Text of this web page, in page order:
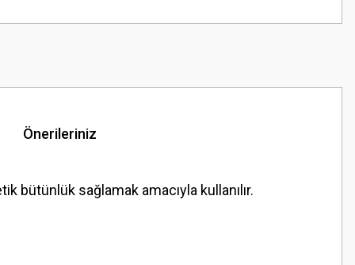
Önerileriniz
bütünlük sağlamak amacıyla kullanılır.